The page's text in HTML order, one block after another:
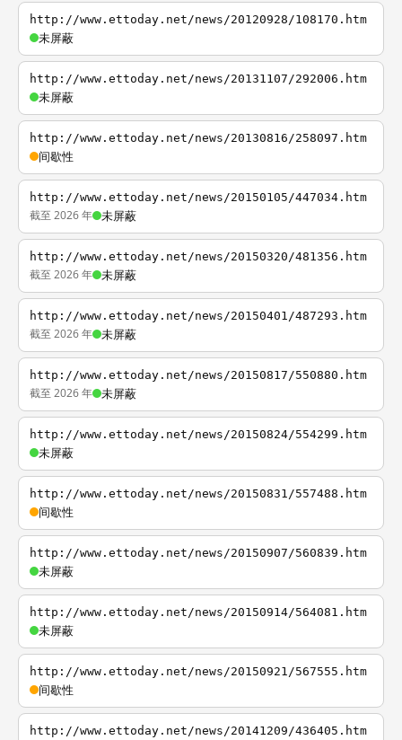
http://www.ettoday.net/news/20120928/108170.htm
未屏蔽
http://www.ettoday.net/news/20131107/292006.htm
未屏蔽
http://www.ettoday.net/news/20130816/258097.htm
间歇性
http://www.ettoday.net/news/20150105/447034.htm
截至 2026 年 未屏蔽
http://www.ettoday.net/news/20150320/481356.htm
截至 2026 年 未屏蔽
http://www.ettoday.net/news/20150401/487293.htm
截至 2026 年 未屏蔽
http://www.ettoday.net/news/20150817/550880.htm
截至 2026 年 未屏蔽
http://www.ettoday.net/news/20150824/554299.htm
未屏蔽
http://www.ettoday.net/news/20150831/557488.htm
间歇性
http://www.ettoday.net/news/20150907/560839.htm
未屏蔽
http://www.ettoday.net/news/20150914/564081.htm
未屏蔽
http://www.ettoday.net/news/20150921/567555.htm
间歇性
http://www.ettoday.net/news/20141209/436405.htm